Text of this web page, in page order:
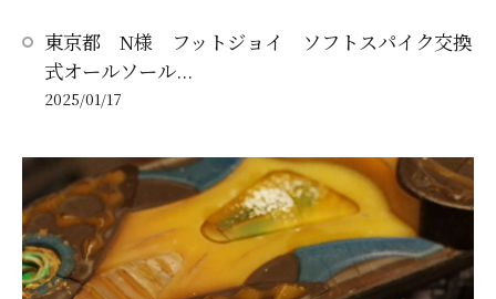
東京都 N様 フットジョイ ソフトスパイク交換
式オールソール...
2025/01/17